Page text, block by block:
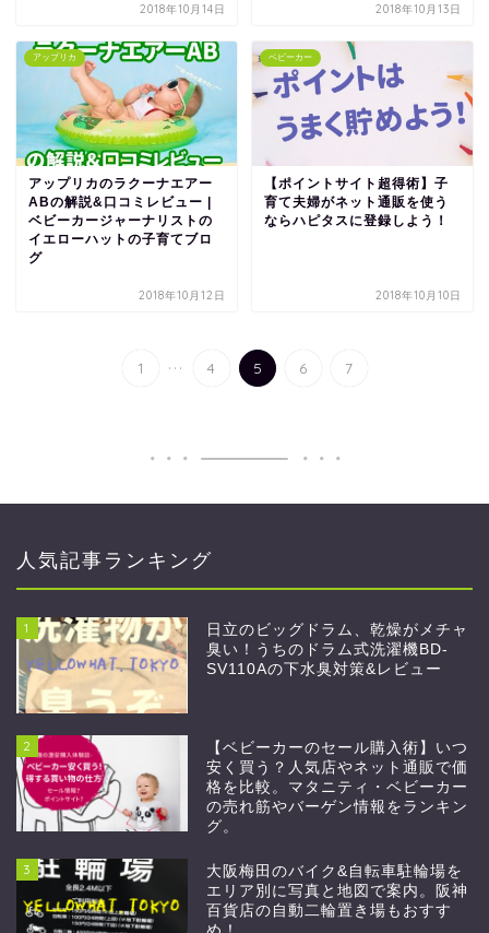
2018年10月14日 2018年10月13日
アップリカ
アップリカのラクーナエアー
ABの解説&口コミレビュー |
ベビーカージャーナリストの
イエローハットの子育てブロ
グ
2018年10月12日
ベビーカー
【ポイントサイト超得術】子
育て夫婦がネット通販を使う
ならハピタスに登録しよう！
2018年10月10日
1 ... 4 5 6 7
人気記事ランキング
1
日立のビッグドラム、乾燥がメチャ
臭い！うちのドラム式洗濯機BD-
SV110Aの下水臭対策&レビュー
2
【ベビーカーのセール購入術】いつ
安く買う？人気店やネット通販で価
格を比較。マタニティ・ベビーカー
の売れ筋やバーゲン情報をランキン
グ。
3
大阪梅田のバイク&自転車駐輪場を
エリア別に写真と地図で案内。阪神
百貨店の自動二輪置き場もおすす